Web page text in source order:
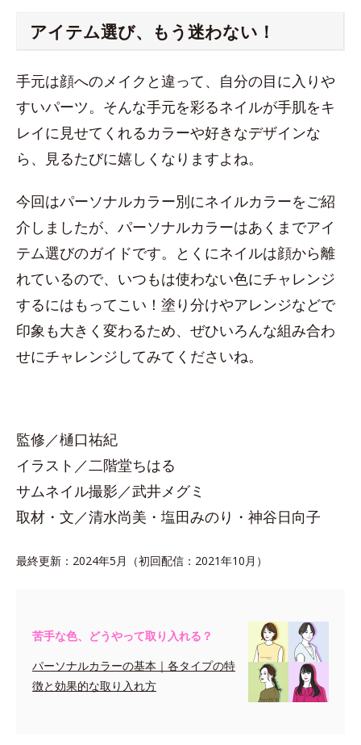
アイテム選び、もう迷わない！
手元は顔へのメイクと違って、自分の目に入りや
すいパーツ。そんな手元を彩るネイルが手肌をキ
レイに見せてくれるカラーや好きなデザインな
ら、見るたびに嬉しくなりますよね。
今回はパーソナルカラー別にネイルカラーをご紹
介しましたが、パーソナルカラーはあくまでアイ
テム選びのガイドです。とくにネイルは顔から離
れているので、いつもは使わない色にチャレンジ
するにはもってこい！塗り分けやアレンジなどで
印象も大きく変わるため、ぜひいろんな組み合わ
せにチャレンジしてみてくださいね。
監修／樋口祐紀
イラスト／二階堂ちはる
サムネイル撮影／武井メグミ
取材・文／清水尚美・塩田みのり・神谷日向子
最終更新：2024年5月（初回配信：2021年10月）
苦手な色、どうやって取り入れる？
パーソナルカラーの基本｜各タイプの特
徴と効果的な取り入れ方